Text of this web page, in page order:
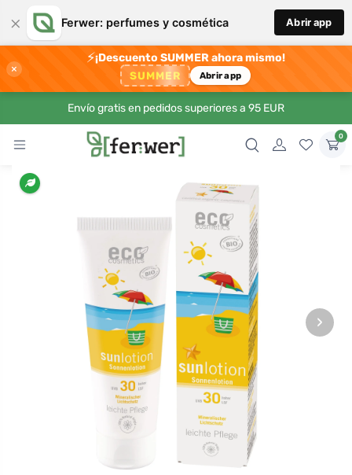
× Ferwer: perfumes y cosmética Abrir app
×
⚡¡Descuento SUMMER ahora mismo!
SUMMER Abrir app
Envío gratis en pedidos superiores a 95 EUR
0
›